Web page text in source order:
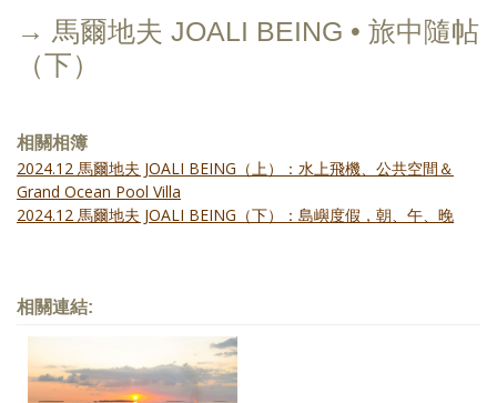
→ 馬爾地夫 JOALI BEING • 旅中隨帖
（下）
相關相簿
2024.12 馬爾地夫 JOALI BEING（上）：水上飛機、公共空間＆
Grand Ocean Pool Villa
2024.12 馬爾地夫 JOALI BEING（下）：島嶼度假，朝、午、晚
相關連結: